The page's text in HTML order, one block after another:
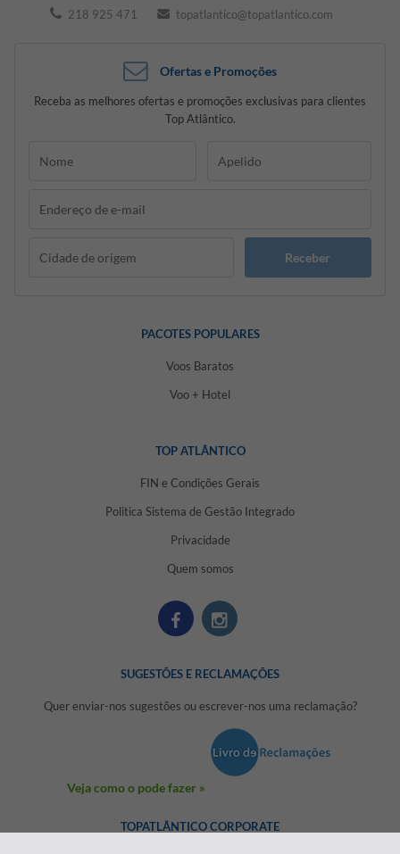
218 925 471 topatlantico@topatlantico.com
Ofertas e Promoções
Receba as melhores ofertas e promoções exclusivas para clientes
Top Atlântico.
Receber
PACOTES POPULARES
Voos Baratos
Voo + Hotel
TOP ATLÂNTICO
FIN e Condições Gerais
Politica Sistema de Gestão Integrado
Privacidade
Quem somos
SUGESTÕES E RECLAMAÇÕES
Quer enviar-nos sugestões ou escrever-nos uma reclamação?
Veja como o pode fazer »
TOPATLÂNTICO CORPORATE